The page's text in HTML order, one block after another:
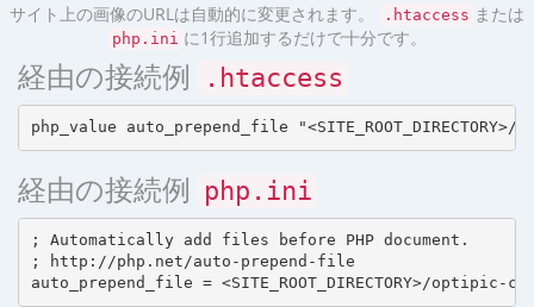
サイト上の画像のURLは自動的に変更されます。 .htaccess または
php.ini に1行追加するだけで十分です。
経由の接続例 .htaccess
経由の接続例 php.ini
; Automatically add files before PHP document.
; http://php.net/auto-prepend-file